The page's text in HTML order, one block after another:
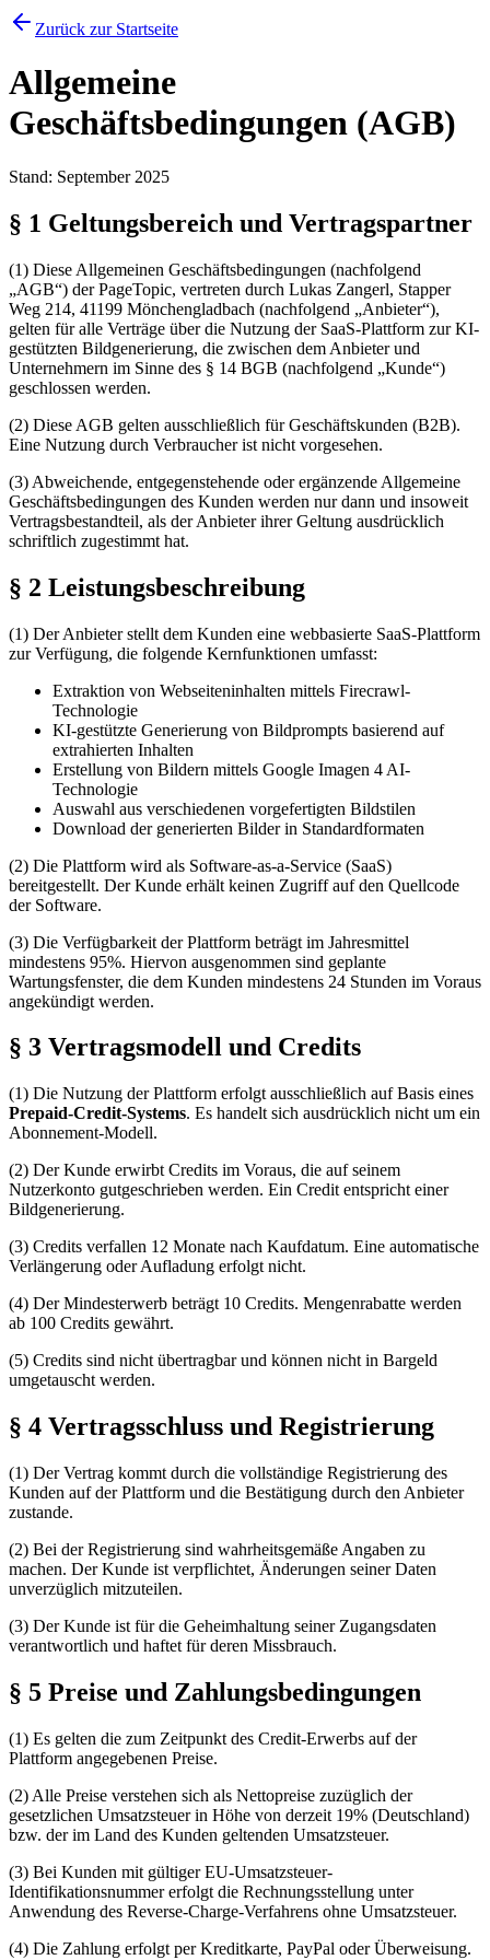
Zurück zur Startseite
Allgemeine
Geschäftsbedingungen (AGB)
Stand: September 2025
§ 1 Geltungsbereich und Vertragspartner
(1) Diese Allgemeinen Geschäftsbedingungen (nachfolgend
„AGB“) der PageTopic, vertreten durch Lukas Zangerl, Stapper
Weg 214, 41199 Mönchengladbach (nachfolgend „Anbieter“),
gelten für alle Verträge über die Nutzung der SaaS-Plattform zur KI-
gestützten Bildgenerierung, die zwischen dem Anbieter und
Unternehmern im Sinne des § 14 BGB (nachfolgend „Kunde“)
geschlossen werden.
(2) Diese AGB gelten ausschließlich für Geschäftskunden (B2B).
Eine Nutzung durch Verbraucher ist nicht vorgesehen.
(3) Abweichende, entgegenstehende oder ergänzende Allgemeine
Geschäftsbedingungen des Kunden werden nur dann und insoweit
Vertragsbestandteil, als der Anbieter ihrer Geltung ausdrücklich
schriftlich zugestimmt hat.
§ 2 Leistungsbeschreibung
(1) Der Anbieter stellt dem Kunden eine webbasierte SaaS-Plattform
zur Verfügung, die folgende Kernfunktionen umfasst:
Extraktion von Webseiteninhalten mittels Firecrawl-
Technologie
KI-gestützte Generierung von Bildprompts basierend auf
extrahierten Inhalten
Erstellung von Bildern mittels Google Imagen 4 AI-
Technologie
Auswahl aus verschiedenen vorgefertigten Bildstilen
Download der generierten Bilder in Standardformaten
(2) Die Plattform wird als Software-as-a-Service (SaaS)
bereitgestellt. Der Kunde erhält keinen Zugriff auf den Quellcode
der Software.
(3) Die Verfügbarkeit der Plattform beträgt im Jahresmittel
mindestens 95%. Hiervon ausgenommen sind geplante
Wartungsfenster, die dem Kunden mindestens 24 Stunden im Voraus
angekündigt werden.
§ 3 Vertragsmodell und Credits
(1) Die Nutzung der Plattform erfolgt ausschließlich auf Basis eines
Prepaid-Credit-Systems. Es handelt sich ausdrücklich nicht um ein
Abonnement-Modell.
(2) Der Kunde erwirbt Credits im Voraus, die auf seinem
Nutzerkonto gutgeschrieben werden. Ein Credit entspricht einer
Bildgenerierung.
(3) Credits verfallen 12 Monate nach Kaufdatum. Eine automatische
Verlängerung oder Aufladung erfolgt nicht.
(4) Der Mindesterwerb beträgt 10 Credits. Mengenrabatte werden
ab 100 Credits gewährt.
(5) Credits sind nicht übertragbar und können nicht in Bargeld
umgetauscht werden.
§ 4 Vertragsschluss und Registrierung
(1) Der Vertrag kommt durch die vollständige Registrierung des
Kunden auf der Plattform und die Bestätigung durch den Anbieter
zustande.
(2) Bei der Registrierung sind wahrheitsgemäße Angaben zu
machen. Der Kunde ist verpflichtet, Änderungen seiner Daten
unverzüglich mitzuteilen.
(3) Der Kunde ist für die Geheimhaltung seiner Zugangsdaten
verantwortlich und haftet für deren Missbrauch.
§ 5 Preise und Zahlungsbedingungen
(1) Es gelten die zum Zeitpunkt des Credit-Erwerbs auf der
Plattform angegebenen Preise.
(2) Alle Preise verstehen sich als Nettopreise zuzüglich der
gesetzlichen Umsatzsteuer in Höhe von derzeit 19% (Deutschland)
bzw. der im Land des Kunden geltenden Umsatzsteuer.
(3) Bei Kunden mit gültiger EU-Umsatzsteuer-
Identifikationsnummer erfolgt die Rechnungsstellung unter
Anwendung des Reverse-Charge-Verfahrens ohne Umsatzsteuer.
(4) Die Zahlung erfolgt per Kreditkarte, PayPal oder Überweisung.